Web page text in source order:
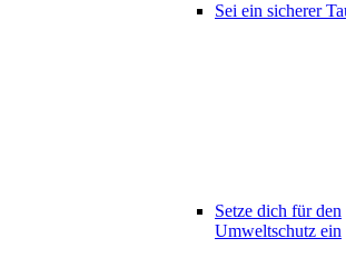
Sei ein sicherer
Setze dich für den
Umweltschutz ein